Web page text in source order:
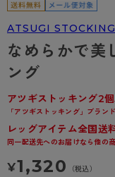
- 柄タイツ
- ひざ下丈タイ
- 着圧タイツ
ソックス・靴
レギンス・ス
肌着・インナー
- 長袖（七分袖
- タンクトップ
- カップ付き
雑貨・小物
スクールタイム
CLINICAL
ハイジュニ
配送方法につ
返品・交換に
お問い合わせ
ATSUGI STOCKING
なめらかで美
ング
アツギストッキング2
「アツギストッキング」ブラ
レッグアイテム全国送
同一配送先へのお届けなら他の
¥1,320 （税込）